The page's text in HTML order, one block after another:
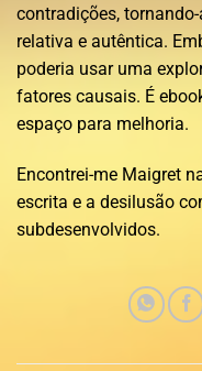
contradições,
relativa e autêntica.
poderia usar uma
fatores causais. É
espaço para melhoria.
Encontrei-me Maigret
escrita e a desilusão
subdesenvolvidos.